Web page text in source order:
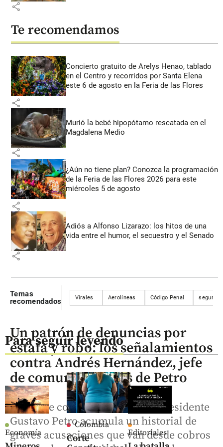
share
Te recomendamos
Concierto gratuito de Arelys Henao, tablado
en el Centro y recorridos por Santa Elena
este 6 de agosto en la Feria de las Flores
share
Murió la bebé hipopótamo rescatada en el
Magdalena Medio
share
¿Aún no tiene plan? Conozca la programación
de la Feria de las Flores 2026 para este
miércoles 5 de agosto
share
Adiós a Alfonso Lizarazo: los hitos de una
vida entre el humor, el secuestro y el Senado
share
Temas
recomendados
Virales Aerolíneas Código Penal
Para seguir leyendo
Economía
Colombia
Corte
Editoriales
Un patrón de denuncias por
estafa y robo: los señalamientos
contra Andrés Hernández, jefe
de comunicaciones de Petro
El jefe de comunicaciones del presidente
Gustavo Petro acumula un historial de
graves acusaciones que van desde cobros